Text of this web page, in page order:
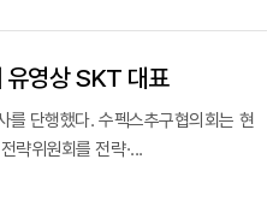
영상 SKT 대표
단행했다. 수펙스추구협의회는 현
략위원회를 전략·...